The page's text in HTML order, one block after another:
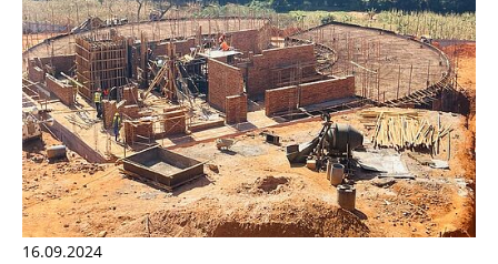
16.09.2024